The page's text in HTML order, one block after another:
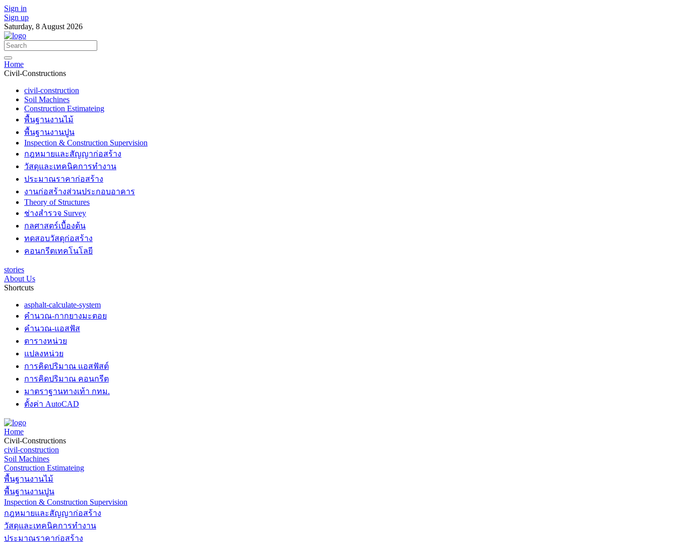
Sign in
Sign up
Saturday, 8 August 2026
Home
Civil-Constructions
civil-construction
Soil Machines
Construction Estimateing
พื้นฐานงานไม้
พื้นฐานงานปูน
Inspection & Construction Supervision
กฎหมายและสัญญาก่อสร้าง
วัสดุและเทคนิคการทำงาน
ประมาณราคาก่อสร้าง
งานก่อสร้างส่วนประกอบอาคาร
Theory of Structures
ช่างสำรวจ Survey
กลศาสตร์เบื้องต้น
ทดสอบวัสดุก่อสร้าง
คอนกรีตเทคโนโลยี
stories
About Us
Shortcuts
asphalt-calculate-system
คำนวณ-กากยางมะตอย
คำนวณ-แอสฟัส
ตารางหน่วย
แปลงหน่วย
การคิดปริมาณ แอสฟัสต์
การคิดปริมาณ คอนกรีต
มาตราฐานทางเท้า กทม.
ตั้งค่า AutoCAD
Home
Civil-Constructions
civil-construction
Soil Machines
Construction Estimateing
พื้นฐานงานไม้
พื้นฐานงานปูน
Inspection & Construction Supervision
กฎหมายและสัญญาก่อสร้าง
วัสดุและเทคนิคการทำงาน
ประมาณราคาก่อสร้าง